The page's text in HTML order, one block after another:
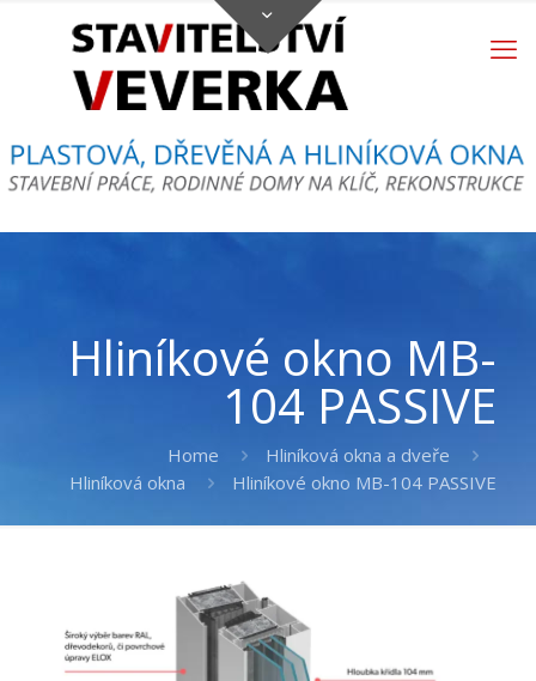
Hliníkové okno MB-
104 PASSIVE
Home
Hliníková okna a dveře
Hliníková okna
Hliníkové okno MB-104 PASSIVE